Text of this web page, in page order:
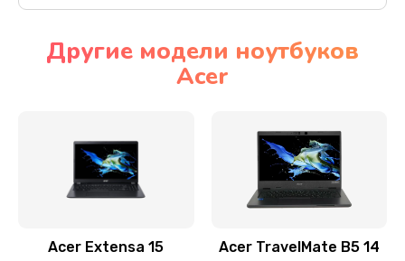
Настройка BIOS
Замена видеочипа
Заказать
Другие модели ноутбуков
Acer
Acer Extensa 15 Acer TravelMate B5 14